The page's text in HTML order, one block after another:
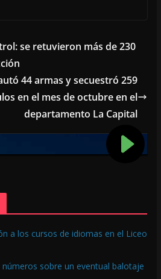
s
A
p
p
se retuvieron más de 230
44 armas y secuestró 259
en el mes de octubre en el
departamento La Capital
a los cursos de idiomas en el Liceo
números sobre un eventual balotaje